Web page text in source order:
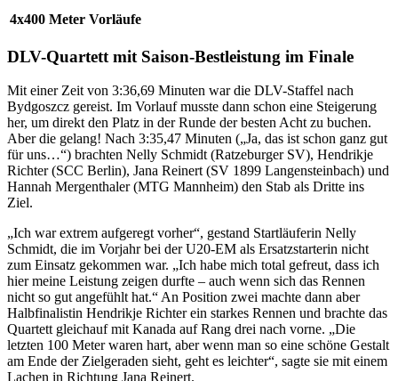
4x400 Meter Vorläufe
DLV-Quartett mit Saison-Bestleistung im Finale
Mit einer Zeit von 3:36,69 Minuten war die DLV-Staffel nach
Bydgoszcz gereist. Im Vorlauf musste dann schon eine Steigerung
her, um direkt den Platz in der Runde der besten Acht zu buchen.
Aber die gelang! Nach 3:35,47 Minuten („Ja, das ist schon ganz gut
für uns…“) brachten Nelly Schmidt (Ratzeburger SV), Hendrikje
Richter (SCC Berlin), Jana Reinert (SV 1899 Langensteinbach) und
Hannah Mergenthaler (MTG Mannheim) den Stab als Dritte ins
Ziel.
„Ich war extrem aufgeregt vorher“, gestand Startläuferin Nelly
Schmidt, die im Vorjahr bei der U20-EM als Ersatzstarterin nicht
zum Einsatz gekommen war. „Ich habe mich total gefreut, dass ich
hier meine Leistung zeigen durfte – auch wenn sich das Rennen
nicht so gut angefühlt hat.“ An Position zwei machte dann aber
Halbfinalistin Hendrikje Richter ein starkes Rennen und brachte das
Quartett gleichauf mit Kanada auf Rang drei nach vorne. „Die
letzten 100 Meter waren hart, aber wenn man so eine schöne Gestalt
am Ende der Zielgeraden sieht, geht es leichter“, sagte sie mit einem
Lachen in Richtung Jana Reinert.